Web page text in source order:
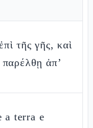
τῆς γῆς, καὶ
παρέλθῃ ἀπ’
a terra e